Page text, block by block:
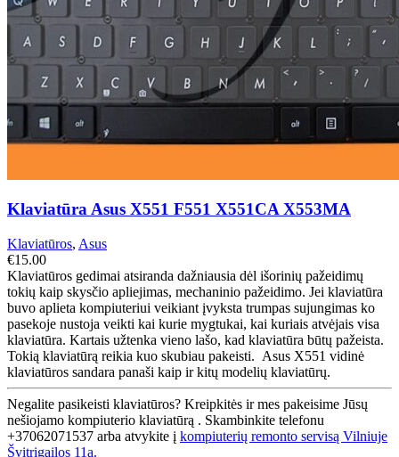
Klaviatūra Asus X551 F551 X551CA X553MA
Klaviatūros, Asus
€15.00
Klaviatūros gedimai atsiranda dažniausia dėl išorinių pažeidimų
tokių kaip skysčio apliejimas, mechaninio pažeidimo. Jei klaviatūra
buvo aplieta kompiuteriui veikiant įvyksta trumpas sujungimas ko
pasekoje nustoja veikti kai kurie mygtukai, kai kuriais atvėjais visa
klaviatūra. Kartais užtenka vieno lašo, kad klaviatūra būtų pažeista.
Tokią klaviatūrą reikia kuo skubiau pakeisti. Asus X551 vidinė
klaviatūros sandara panaši kaip ir kitų modelių klaviatūrų.
Negalite pasikeisti klaviatūros? Kreipkitės ir mes pakeisime Jūsų
nešiojamo kompiuterio klaviatūrą . Skambinkite telefonu
+37062071537 arba atvykite į kompiuterių remonto servisą Vilniuje
Švitrigailos 11a.